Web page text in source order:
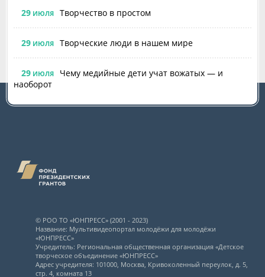
29 ИЮЛЯ Творчество в простом
29 ИЮЛЯ Творческие люди в нашем мире
29 ИЮЛЯ
Чему медийные дети учат вожатых — и
наоборот
© РОО ТО «ЮНПРЕСС» (2001 - 2023)
Название: Мультивидеопортал молодёжи для молодёжи
«ЮНПРЕСС»
Учредитель: Региональная общественная организация «Детское
творческое объединение «ЮНПРЕСС»
Адрес учредителя: 101000, Москва, Кривоколенный переулок, д. 5,
стр. 4, комната 13